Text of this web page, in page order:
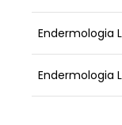
Endermologia
Endermologia